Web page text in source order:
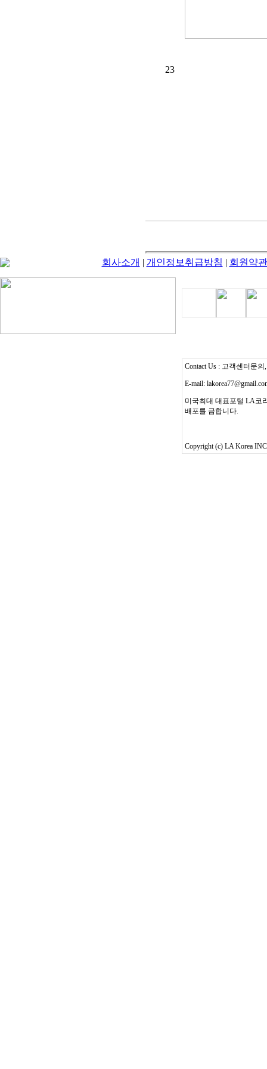
23
회사소개 | 개인정보취급방침 | 회원약관
Contact Us : 고객센터문의
E-mail:
미국최대 대표포털 LA코
배포를 금합니다.
Copyright (c) LA Korea